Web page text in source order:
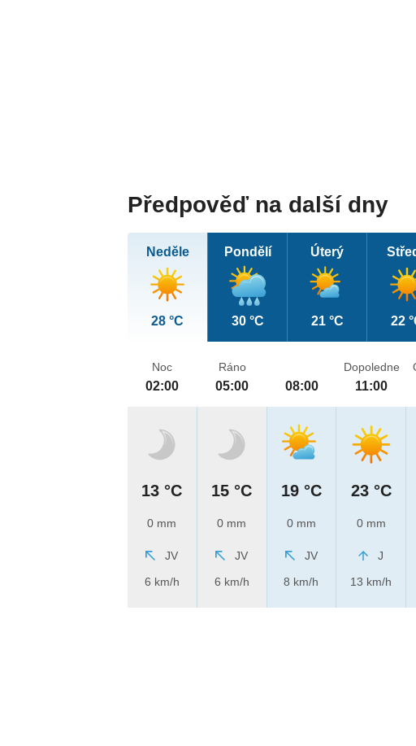
Předpověď na další dny
Neděle
28 °C
Pondělí
30 °C
Úterý
21 °C 22
Noc
02:00
13 °C
0 mm
JV
6 km/h
Ráno
05:00
15 °C
0 mm
JV
6 km/h
08:00
19 °C
0 mm
JV
8 km/h
Dopoledne
11:00
23 °C
0 mm
J
13 km/h